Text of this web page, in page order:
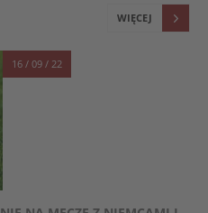
WIĘCEJ
16 / 09 / 22